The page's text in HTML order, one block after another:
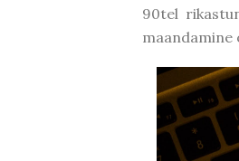
90tel
maandamine